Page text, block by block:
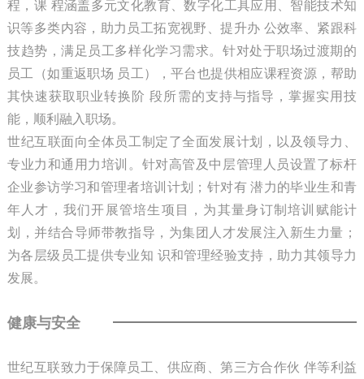
程，课 程涵盖多元文化教育、数字化工具应用、智能技术知
识等多类内容，助力员工拓宽视野、提升办 公效率、紧跟科
技趋势，满足员工多样化学习需求。针对处于职场过渡期的
员工（如重返职场 员工），平台也提供相应课程资源，帮助
其快速获取职业转换阶 段所需的支持与指导，掌握实用技
能，顺利融入职场。
世纪互联面向全体员工制定了全面发展计划，以及领导力、
专业力和通用力培训。针对高管及中层管理人员设置了标杆
企业参访学习和管理者培训计划；针对有 潜力的毕业生和青
年人才，我们开展管培生项目，为其量身订制培训赋能计
划，并结合导师带教指导，为集团人才发展注入新生力量；
为各层级员工提供专业知 识和管理经验支持，助力其领导力
发展。
健康与安全
世纪互联致力于保障员工、供应商、第三方合作伙 伴等利益